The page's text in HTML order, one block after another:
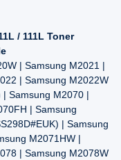
/ 111L Toner
| Samsung M2021 |
| Samsung M2022W
| Samsung M2070 |
| Samsung
| Samsung
M2071HW |
| Samsung M2078W